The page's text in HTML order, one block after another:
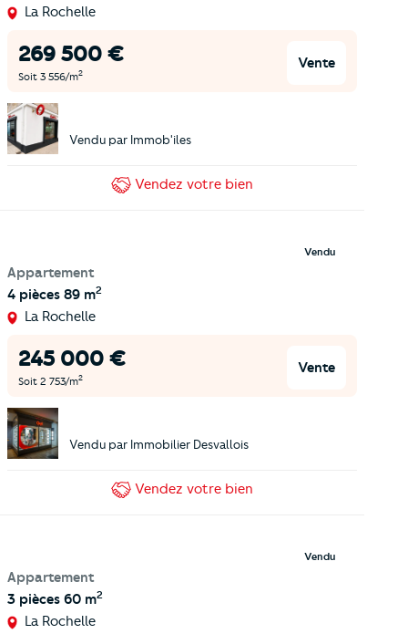
La Rochelle
269 500 €
Soit 3 556/m2
Vente
Vendu par Immob'iles
Vendez votre bien
Appartement
4 pièces 89 m2
Vendu
La Rochelle
245 000 €
Soit 2 753/m2
Vente
Vendu par Immobilier Desvallois
Vendez votre bien
Appartement
3 pièces 60 m2
Vendu
La Rochelle